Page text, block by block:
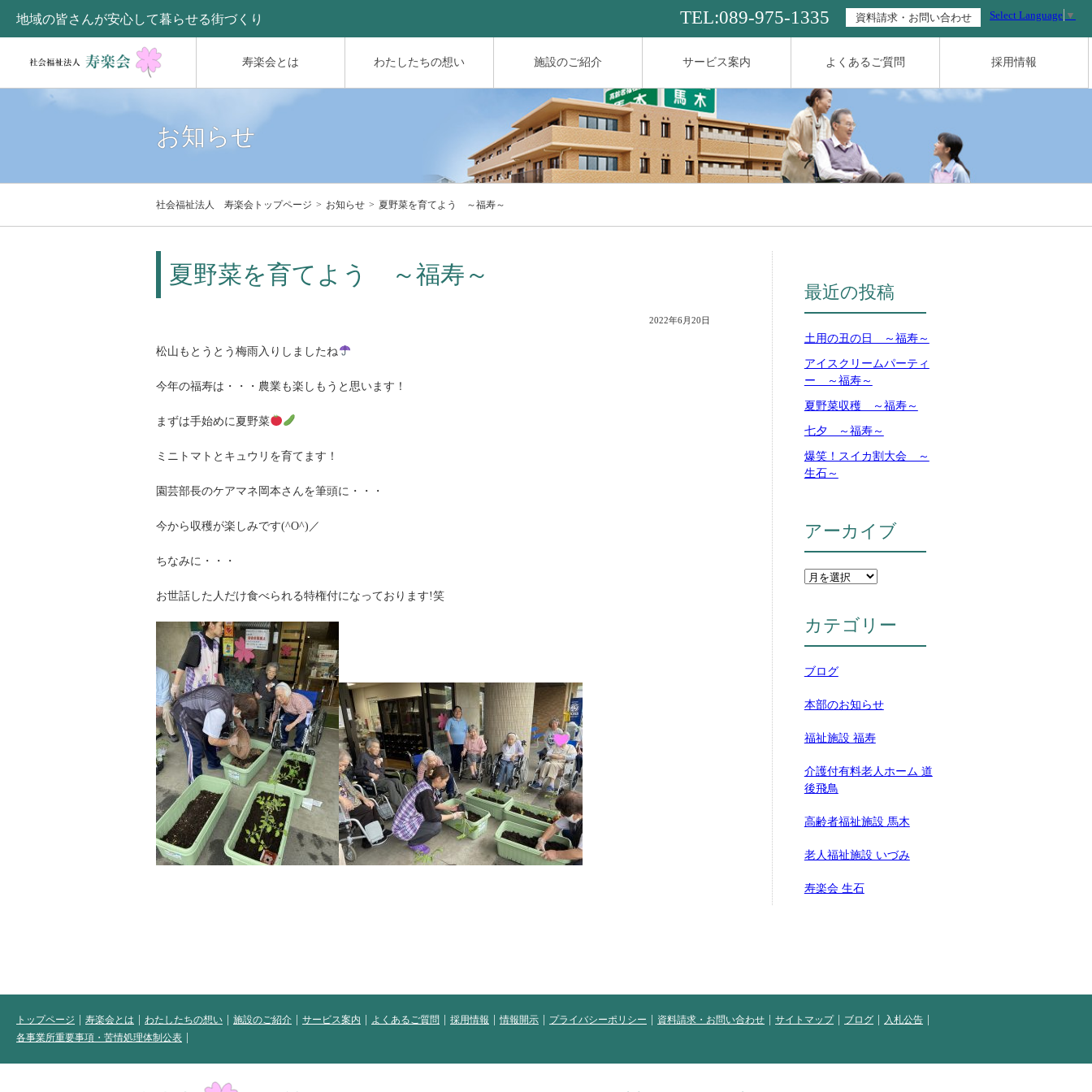
寿楽会とは わたしたちの想い 施設のご紹介 サービス案内 よくあるご質問 採用情報
地域の皆さんが安心して暮らせる街づくり TEL:089-975-1335 資料請求・お問い合わせ Select Language ▼
お知らせ
社会福祉法人 寿楽会トップページ お知らせ 夏野菜を育てよう ～福寿～
夏野菜を育てよう ～福寿～
2022年6月20日
松山もとうとう梅雨入りしましたね
今年の福寿は・・・農業も楽しもうと思います！
まずは手始めに夏野菜
ミニトマトとキュウリを育てます！
園芸部長のケアマネ岡本さんを筆頭に・・・
今から収穫が楽しみです(^O^)／
ちなみに・・・
お世話した人だけ食べられる特権付になっております!笑
最近の投稿
土用の丑の日 ～福寿～
アイスクリームパーティ
ー ～福寿～
夏野菜収穫 ～福寿～
七夕 ～福寿～
爆笑！スイカ割大会 ～
生石～
アーカイブ
カテゴリー
ブログ
本部のお知らせ
福祉施設 福寿
介護付有料老人ホーム 道
後飛鳥
高齢者福祉施設 馬木
老人福祉施設 いづみ
寿楽会 生石
トップページ 寿楽会とは わたしたちの想い 施設のご紹介 サービス案内 よくあるご質問 採用情報 情報開示 プライバシーポリシー 資料請求・お問い合わせ サイトマップ ブログ
入札公告
各事業所重要事項・苦情処理体制公表